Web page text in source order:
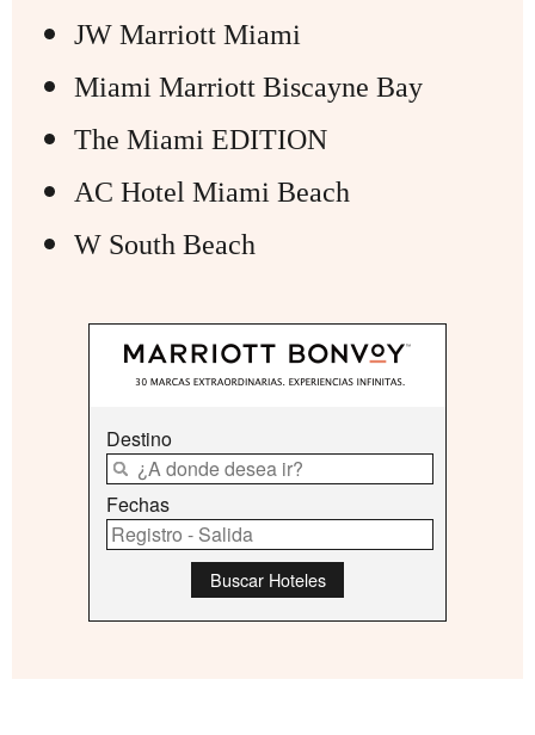
JW Marriott Miami
Miami Marriott Biscayne Bay
The Miami EDITION
AC Hotel Miami Beach
W South Beach
Destino
Fechas
Buscar Hoteles